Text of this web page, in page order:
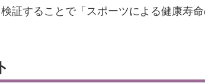
証することで「スポーツによる健康寿